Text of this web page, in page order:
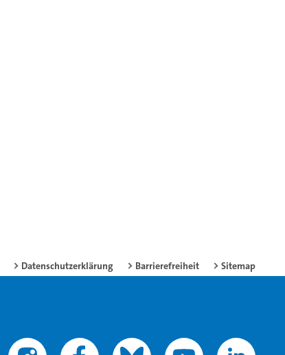
Datenschutzerklärung Barrierefreiheit Sitemap